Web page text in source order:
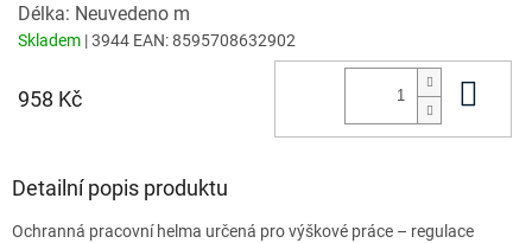
Délka: Neuvedeno m
Skladem | 3944 EAN:8595708632902
958 Kč
Detailní popis produktu
Ochranná pracovní helma určená pro výškové práce – regulace